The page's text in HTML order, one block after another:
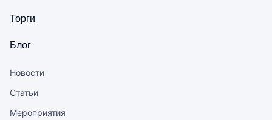
Торги
Блог
Новости
Статьи
Мероприятия